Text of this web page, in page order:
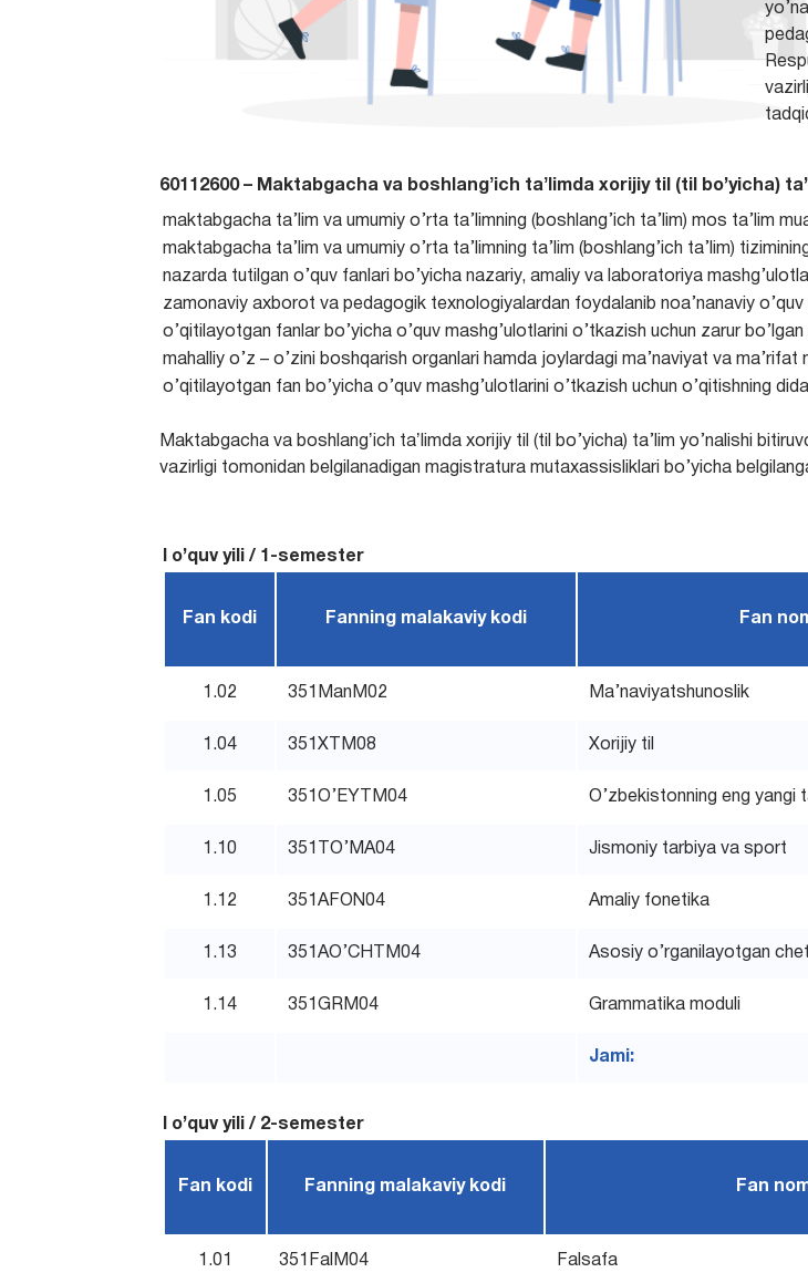
60112600 – Maktabgacha va boshlangʼich taʼlimda xorijiy til (til bo’yicha)
maktabgacha ta’lim va umumiy o’rta ta’limning (boshlang’ich ta’lim) mos ta’lim
maktabgacha ta’lim va umumiy o’rta ta’limning ta’lim (boshlang’ich ta’lim)
nazarda tutilgan o’quv fanlari bo’yicha nazariy, amaliy va laboratoriya
zamonaviy axborot va pedagogik texnologiyalardan foydalanib noa’nanaviy o’quv
o’qitilayotgan fanlar bo’yicha o’quv mashg’ulotlarini o’tkazish uchun zarur
mahalliy o’z – o’zini boshqarish organlari hamda joylardagi ma’naviyat va ma’rifat
o’qitilayotgan fan bo’yicha o’quv mashg’ulotlarini o’tkazish uchun o’qitishning
Maktabgacha va boshlangʼich taʼlimda xorijiy til (til bo’yicha) ta’lim yo’nalishi
vazirligi tomonidan belgilanadigan magistratura mutaxassisliklari bo’yicha
I o’quv yili / 1-semester
Fan kodi Fanning malakaviy kodi Fan
1.02 351ManM02 Ma’naviyatshunoslik
1.04 351XTM08 Xorijiy til
1.05 351O’EYTM04 O’zbekistonning eng yangi
1.10 351TO’MA04 Jismoniy tarbiya va sport
1.12 351AFON04 Amaliy fonetika
1.13 351AO’CHTM04 Asosiy o’rganilayotgan chet
1.14 351GRM04 Grammatika moduli
Jami:
I o’quv yili / 2-semester
Fan kodi Fanning malakaviy kodi Fan
1.01 351FalM04 Falsafa